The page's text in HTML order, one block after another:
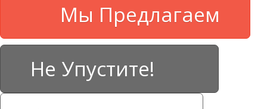
Мы Предлагаем
Не Упустите!